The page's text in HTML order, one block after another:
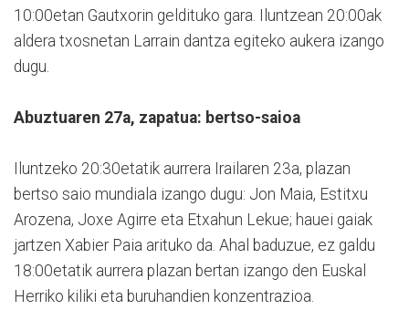
10:00etan Gautxorin geldituko gara. Iluntzean 20:00ak
aldera txosnetan Larrain dantza egiteko aukera izango
dugu.
Abuztuaren 27a, zapatua: bertso-saioa
Iluntzeko 20:30etatik aurrera Irailaren 23a, plazan
bertso saio mundiala izango dugu: Jon Maia, Estitxu
Arozena, Joxe Agirre eta Etxahun Lekue; hauei gaiak
jartzen Xabier Paia arituko da. Ahal baduzue, ez galdu
18:00etatik aurrera plazan bertan izango den Euskal
Herriko kiliki eta buruhandien konzentrazioa.